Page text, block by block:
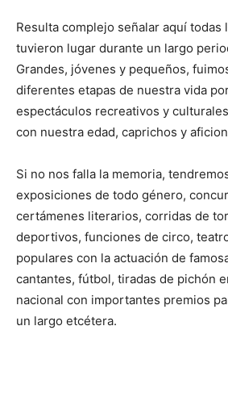
Resulta complejo señalar aquí todas
tuvieron lugar durante un largo
Grandes, jóvenes y pequeños,
diferentes etapas de nuestra vida
espectáculos recreativos y
con nuestra edad, caprichos y
Si no nos falla la memoria,
exposiciones de todo género,
certámenes literarios, corridas de
deportivos, funciones de circo,
populares con la actuación de
cantantes, fútbol, tiradas de pichón
nacional con importantes premios
un largo etcétera.